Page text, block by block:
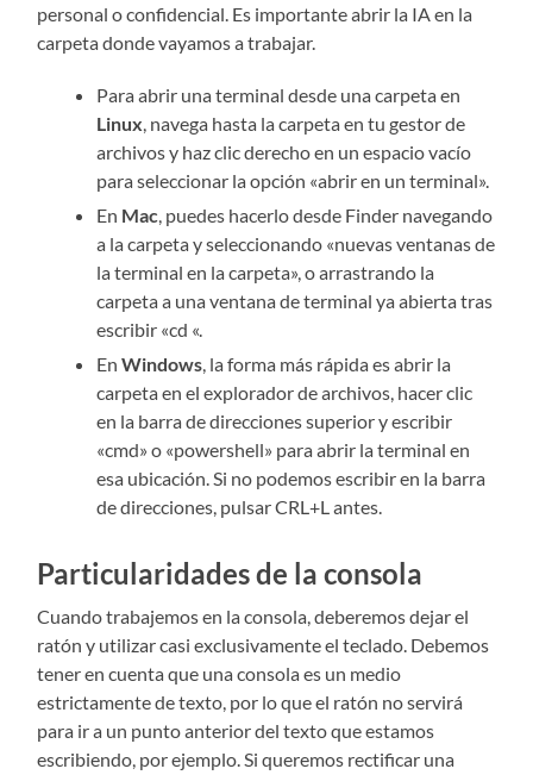
personal o confidencial. Es importante abrir la IA en la
carpeta donde vayamos a trabajar.
Para abrir una terminal desde una carpeta en
Linux, navega hasta la carpeta en tu gestor de
archivos y haz clic derecho en un espacio vacío
para seleccionar la opción «abrir en un terminal».
En Mac, puedes hacerlo desde Finder navegando
a la carpeta y seleccionando «nuevas ventanas de
la terminal en la carpeta», o arrastrando la
carpeta a una ventana de terminal ya abierta tras
escribir «cd «.
EnWindows, la forma más rápida es abrir la
carpeta en el explorador de archivos, hacer clic
en la barra de direcciones superior y escribir
«cmd» o «powershell» para abrir la terminal en
esa ubicación. Si no podemos escribir en la barra
de direcciones, pulsar CRL+L antes.
Particularidades de la consola
Cuando trabajemos en la consola, deberemos dejar el
ratón y utilizar casi exclusivamente el teclado. Debemos
tener en cuenta que una consola es un medio
estrictamente de texto, por lo que el ratón no servirá
para ir a un punto anterior del texto que estamos
escribiendo, por ejemplo. Si queremos rectificar una